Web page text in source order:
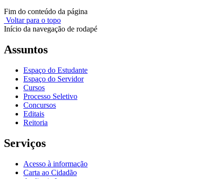
Fim do conteúdo da página
Voltar para o topo
Início da navegação de rodapé
Assuntos
Espaço do Estudante
Espaço do Servidor
Cursos
Processo Seletivo
Concursos
Editais
Reitoria
Serviços
Acesso à informação
Carta ao Cidadão